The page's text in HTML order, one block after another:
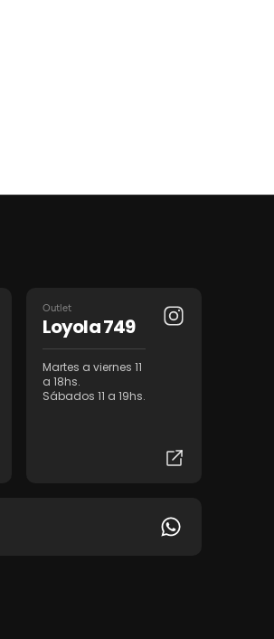
Outlet
Loyola 749
Martes a viernes 11
a 18hs.
Sábados 11 a 19hs.